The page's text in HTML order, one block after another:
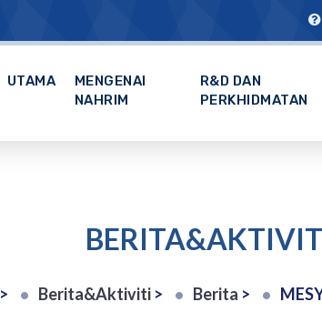
UTAMA
MENGENAI
NAHRIM
R&D DAN
PERKHIDMATAN
> Berita&Aktiviti > Berita >